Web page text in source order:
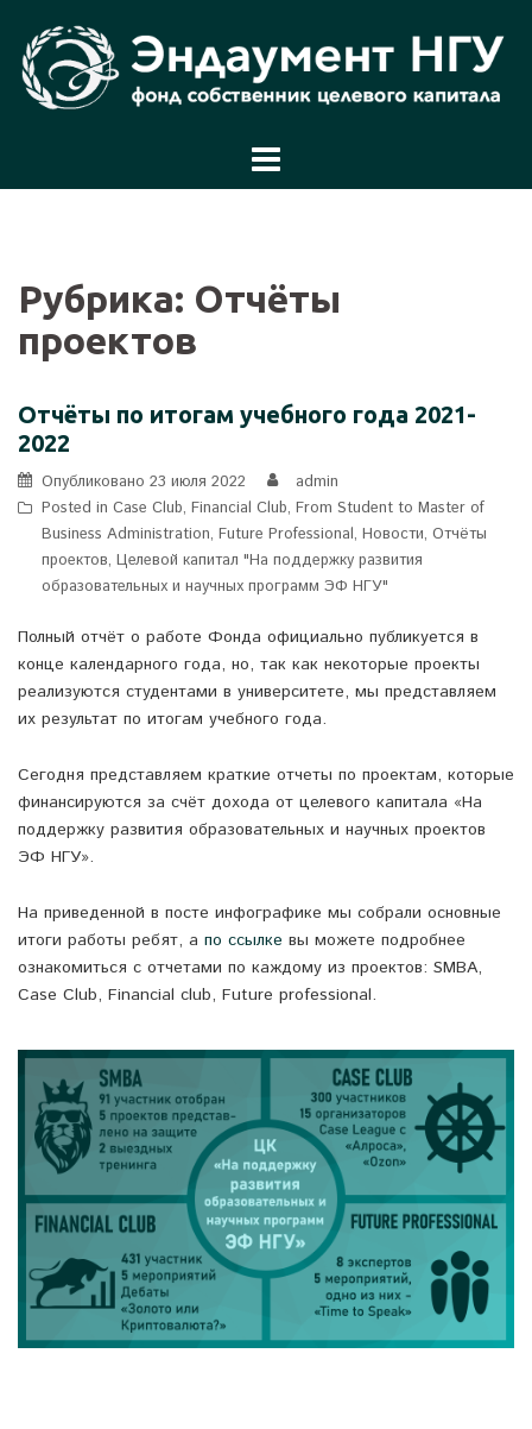
содержимому
Рубрика: Отчёты
проектов
Отчёты по итогам учебного года 2021-
2022
Опубликовано 23 июля 2022
admin
Posted in Case Club, Financial Club, From Student to Master of
Business Administration, Future Professional, Новости, Отчёты
проектов, Целевой капитал "На поддержку развития
образовательных и научных программ ЭФ НГУ"
Полный отчёт о работе Фонда официально публикуется в
конце календарного года, но, так как некоторые проекты
реализуются студентами в университете, мы представляем
их результат по итогам учебного года.
Сегодня представляем краткие отчеты по проектам, которые
финансируются за счёт дохода от целевого капитала «На
поддержку развития образовательных и научных проектов
ЭФ НГУ».
На приведенной в посте инфографике мы собрали основные
итоги работы ребят, а по ссылке вы можете подробнее
ознакомиться с отчетами по каждому из проектов: SMBA,
Case Club, Financial club, Future professional.